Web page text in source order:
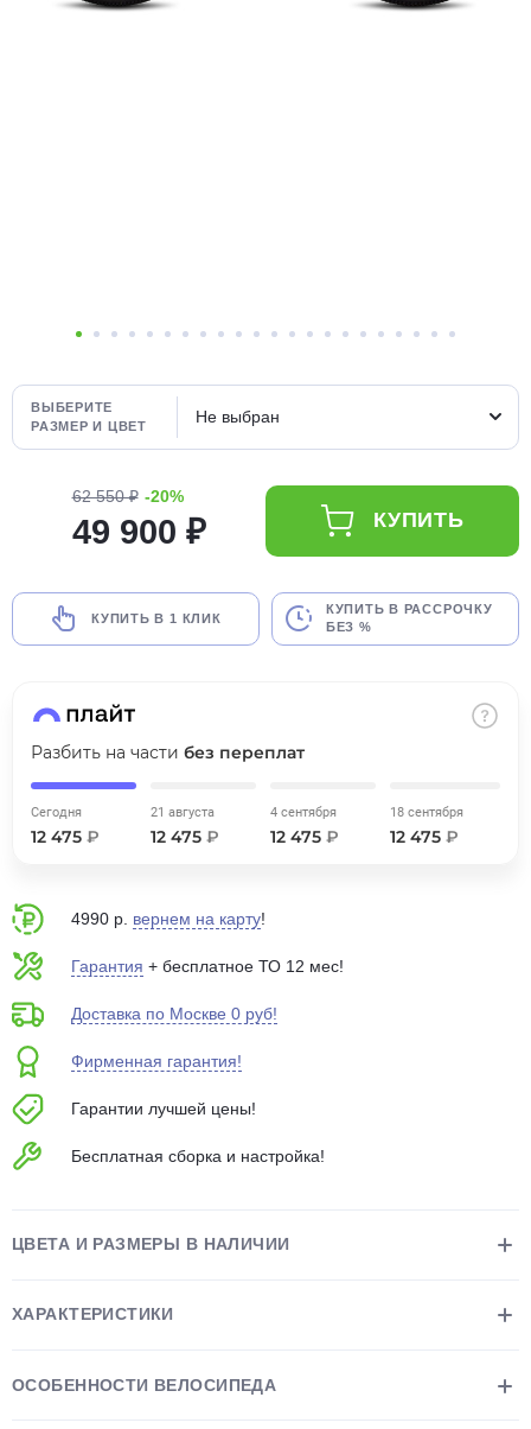
ВЫБЕРИТЕ
РАЗМЕР И ЦВЕТ
Не выбран
62 550 ₽ -20%
49 900 ₽ КУПИТЬ
КУПИТЬ В 1 КЛИК
КУПИТЬ В РАССРОЧКУ
БЕЗ %
Разбить на части без переплат
Сегодня
12 475 ₽
21 августа
12 475 ₽
4 сентября
12 475 ₽
18 сентября
12 475 ₽
4990 р. вернем на карту!
Гарантия + бесплатное ТО 12 мес!
Доставка по Москве 0 руб!
Фирменная гарантия!
Гарантии лучшей цены!
Бесплатная сборка и настройка!
ЦВЕТА И РАЗМЕРЫ В НАЛИЧИИ
ХАРАКТЕРИСТИКИ
ОСОБЕННОСТИ ВЕЛОСИПЕДА
25% картой любого банка
об оплате Плайтом
25
недели
Остались вопросы?
8 800 302-02-51